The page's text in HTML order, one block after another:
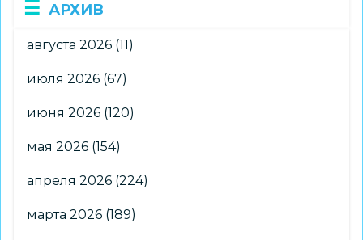
АРХИВ
августа 2026 (11)
июля 2026 (67)
июня 2026 (120)
мая 2026 (154)
апреля 2026 (224)
марта 2026 (189)